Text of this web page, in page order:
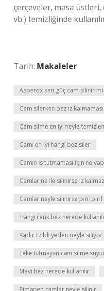
çerçeveler, masa
vb.) temizliğinde
Tarih: Makaleler
Asperox sarı güç cam silinir mi
Cam silerken bez iz
Cam silme en iyi neyle
Camı en iyi hangi bez siler
Camın is tutmaması için ne
Camlar ne ile silinirse iz kalmaz
Camlar neyle silinirse pırıl
Hangi renk bez nerede
Kadir Ezildi yerleri neyle siliyor
Leke tutmayan cam silme
Mavi bez nerede kullanılır
Pimapen camlar neyle silinir